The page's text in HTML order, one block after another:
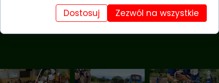
Dostosuj Zezwól na wszystkie